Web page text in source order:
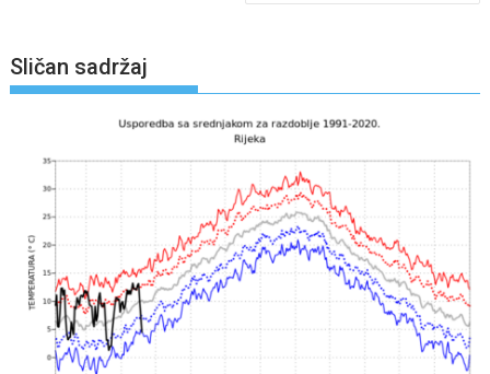
Sličan sadržaj